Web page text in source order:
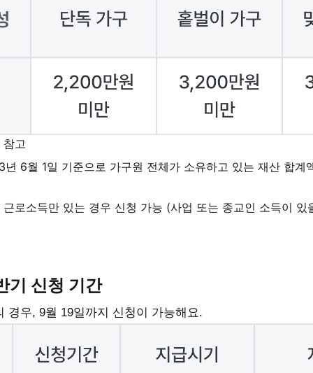
참고
6월 1일 기준으로 가구원 전체가 소유하고 있는 재산 합계
로소득만 있는 경우 신청 가능 (사업 또는 종교인 소득이 있
기 신청 기간
경우, 9월 19일까지 신청이 가능해요.